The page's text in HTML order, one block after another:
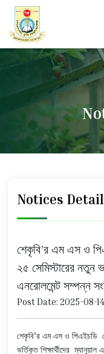
Notices
শেকৃবি’র এম এস ও
২৫ সেমিস্টারের নতুন
এনরোলমেন্ট সম্পন্ন
Post Date: 2025-08-14
শেকৃবি’র এম এস ও পিএইচডি
ভর্তিকৃত শিক্ষার্থীদের